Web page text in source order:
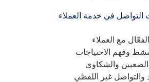
التواصل في خدمة العملاء
مع العملاء
وفهم الاحتياجات
الصعبين والشكاوى
والتواصل غير اللفظي